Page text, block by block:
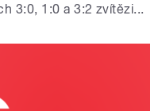
3:0, 1:0 a 3:2 zvítězi...